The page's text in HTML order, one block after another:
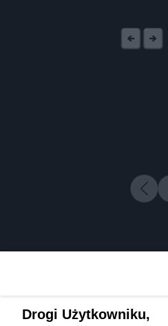
Drogi Użytkowniku,